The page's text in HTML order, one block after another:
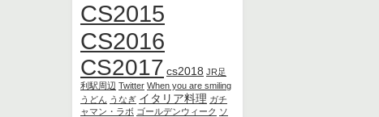
CS2015
CS2016
CS2017 cs2018 JR足
利駅周辺 Twitter When you are smiling
うどん うなぎ イタリア料理 ガチ
ャマン・ラボ ゴールデンウィーク ソ